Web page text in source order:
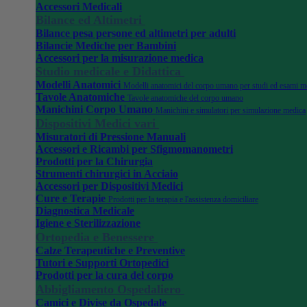
Accessori Medicali
Bilance ed Altimetri
Bilance pesa persone ed altimetri per adulti
Bilancie Mediche per Bambini
Accessori per la misurazione medica
Studio medicale e Didattica
Modelli Anatomici Modelli anatomici del corpo umano per studi ed esami
Tavole Anatomiche Tavole anatomiche del corpo umano
Manichini Corpo Umano Manichini e simulatori per simulazione medica
Dispositivi Medici vari
Misuratori di Pressione Manuali
Accessori e Ricambi per Sfigmomanometri
Prodotti per la Chirurgia
Strumenti chirurgici in Acciaio
Accessori per Dispositivi Medici
Cure e Terapie Prodotti per la terapia e l'assistenza domiciliare
Diagnostica Medicale
Igiene e Sterilizzazione
Ortopedia e Benessere
Calze Terapeutiche e Preventive
Tutori e Supporti Ortopedici
Prodotti per la cura del corpo
Abbigliamento Ospedaliero
Camici e Divise da Ospedale